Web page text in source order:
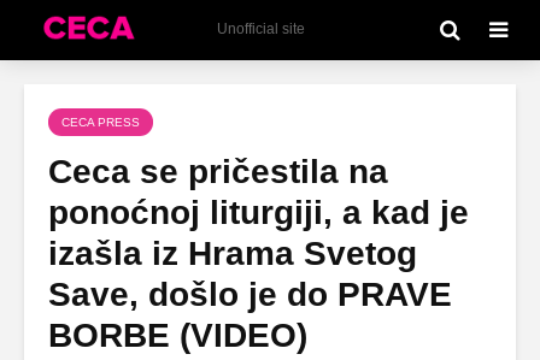
Unofficial site
CECA PRESS
Ceca se pričestila na
ponoćnoj liturgiji, a kad je
izašla iz Hrama Svetog
Save, došlo je do PRAVE
BORBE (VIDEO)